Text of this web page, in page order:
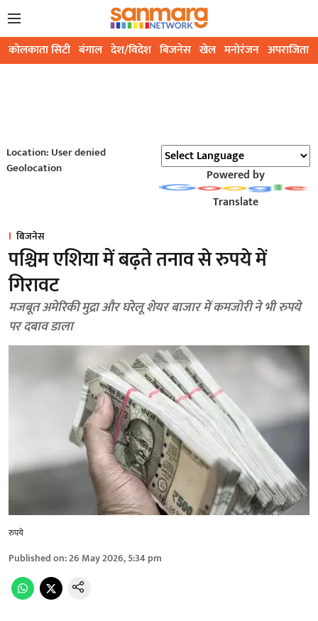
कोलकाता सिटी बंगाल देश/विदेश बिजनेस खेल मनोरंजन अपराजिता
Location: User denied
Geolocation
Powered by
Translate
बिजनेस
पश्चिम एशिया में बढ़ते तनाव से रुपये में
गिरावट
मजबूत अमेरिकी मुद्रा और घरेलू शेयर बाजार में कमजोरी ने भी रुपये
पर दबाव डाला
रुपये
Published on:26 May 2026, 5:34 pm